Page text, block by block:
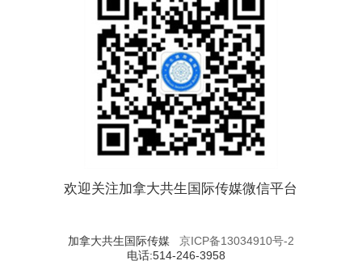
欢迎关注加拿大共生国际传媒微信平台
加拿大共生国际传媒 京ICP备13034910号-2
电话:514-246-3958